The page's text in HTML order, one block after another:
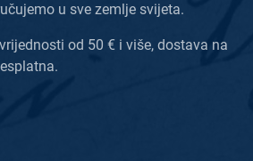
u sve zemlje svijeta.
od 50 € i više, dostava na